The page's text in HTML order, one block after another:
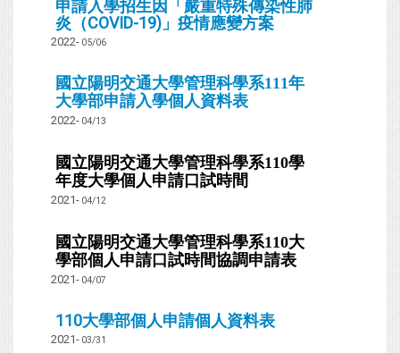
申請入學招生因「嚴重特殊傳染性肺
炎（COVID-19)」疫情應變方案
2022- 05/06
國立陽明交通大學管理科學系111年
大學部申請入學個人資料表
2022- 04/13
國立陽明交通大學管理科學系110學
年度大學個人申請口試時間
2021- 04/12
國立陽明交通大學管理科學系110大
學部個人申請口試時間協調申請表
2021- 04/07
110大學部個人申請個人資料表
2021- 03/31